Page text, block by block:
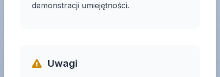
demonstracji umiejętności.
Uwagi